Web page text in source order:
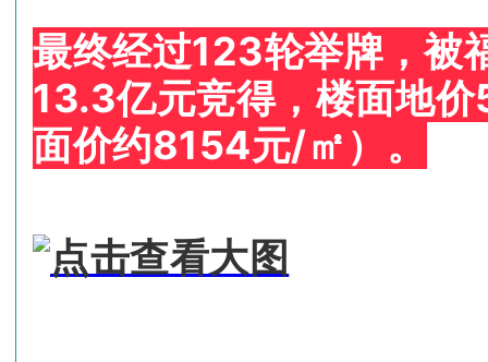
最终经过123轮举牌，被
13.3亿元竞得，楼面地
面价约8154元/㎡）。